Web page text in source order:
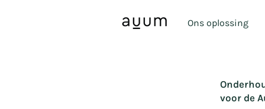
Ons oplossing
voor de